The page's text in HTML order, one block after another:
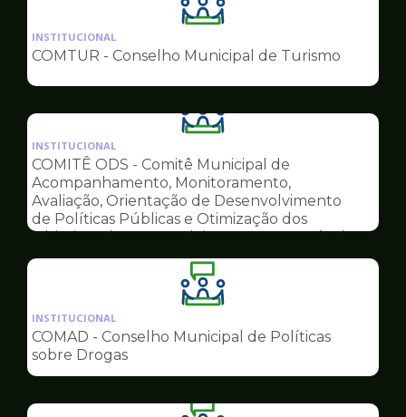
Ilustração
da
pagina
Conselhos
INSTITUCIONAL
COMTUR - Conselho Municipal de Turismo
Ilustração
da
pagina
de
Conselhos
INSTITUCIONAL
COMITÊ ODS - Comitê Municipal de
Acompanhamento, Monitoramento,
Avaliação, Orientação de Desenvolvimento
de Políticas Públicas e Otimização dos
Objetivos do Desenvolvimento Sustentável
Ilustração
da
pagina
Conselhos
INSTITUCIONAL
COMAD - Conselho Municipal de Políticas
sobre Drogas